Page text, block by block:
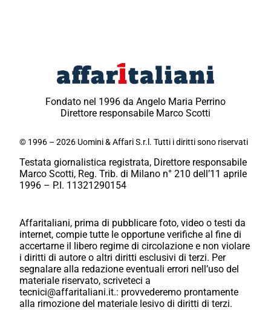
Fondato nel 1996 da Angelo Maria Perrino
Direttore responsabile Marco Scotti
© 1996 – 2026 Uomini & Affari S.r.l. Tutti i diritti sono riservati
Testata giornalistica registrata, Direttore responsabile
Marco Scotti, Reg. Trib. di Milano n° 210 dell’11 aprile
1996 – P.I. 11321290154
Affaritaliani, prima di pubblicare foto, video o testi da
internet, compie tutte le opportune verifiche al fine di
accertarne il libero regime di circolazione e non violare
i diritti di autore o altri diritti esclusivi di terzi. Per
segnalare alla redazione eventuali errori nell’uso del
materiale riservato, scriveteci a
tecnici@affaritaliani.it.: provvederemo prontamente
alla rimozione del materiale lesivo di diritti di terzi.